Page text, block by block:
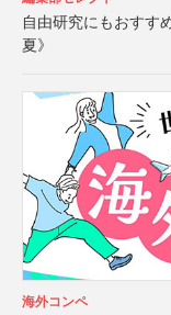
自由研究にもおすす
夏》
海外コンペ